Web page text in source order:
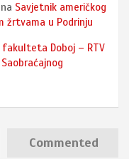
na Savjetnik američkog
žrtvama u Podrinju
Doboj – RTV
Commented